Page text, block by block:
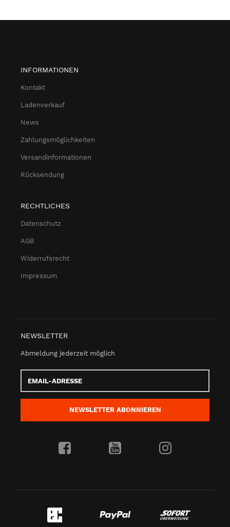
INFORMATIONEN
Kontakt
Ladenverkauf
News
Zahlungsmöglichkeiten
Versandinformationen
Rücksendung
RECHTLICHES
Datenschutz
AGB
Widerrufsrecht
Impressum
NEWSLETTER
Abmeldung jederzeit möglich
Adresse
NEWSLETTER ABONNIEREN